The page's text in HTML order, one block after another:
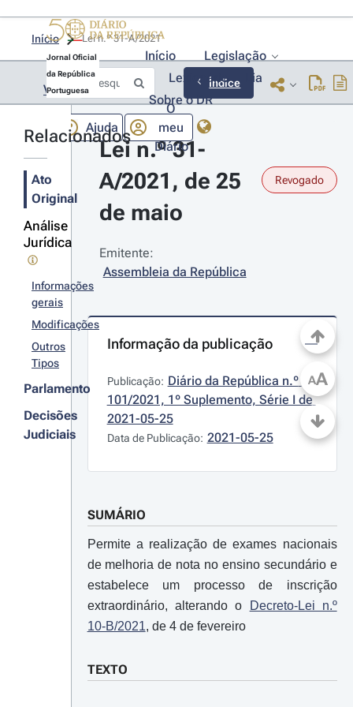
Jornal Oficial
da República
Portuguesa
Início
Legislação
Lexionário
Lia
Sobre o DR
Ajuda
O
meu
Diário
Início Lei n.º 31-A/2021
Voltar Índice
Relacionados
Ato
Original
Análise
Jurídica
Informações
gerais
Modificações
Outros
Tipos
Parlamento
Decisões
Judiciais
Lei n.º 31-
A/2021, de 25
de maio
Revogado
Emitente:
Assembleia da República
Informação da publicação
Publicação: Diário da República n.º
101/2021, 1º Suplemento, Série I de
2021-05-25
Data de Publicação: 2021-05-25
SUMÁRIO
Permite a realização de exames nacionais
de melhoria de nota no ensino secundário e
estabelece um processo de inscrição
extraordinário, alterando o
Decreto-Lei n.º
10-B/2021, de 4 de fevereiro
TEXTO
AA